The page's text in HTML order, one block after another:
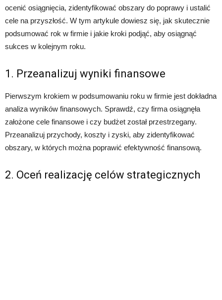
ocenić osiągnięcia, zidentyfikować obszary do poprawy i ustalić
cele na przyszłość. W tym artykule dowiesz się, jak skutecznie
podsumować rok w firmie i jakie kroki podjąć, aby osiągnąć
sukces w kolejnym roku.
1. Przeanalizuj wyniki finansowe
Pierwszym krokiem w podsumowaniu roku w firmie jest dokładna
analiza wyników finansowych. Sprawdź, czy firma osiągnęła
założone cele finansowe i czy budżet został przestrzegany.
Przeanalizuj przychody, koszty i zyski, aby zidentyfikować
obszary, w których można poprawić efektywność finansową.
2. Oceń realizację celów strategicznych